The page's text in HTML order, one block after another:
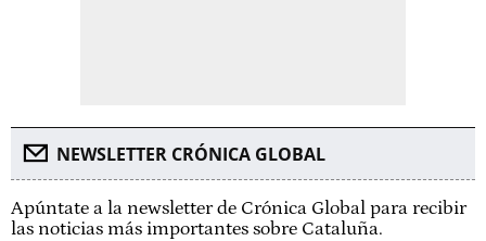
NEWSLETTER CRÓNICA GLOBAL
Apúntate a la newsletter de Crónica Global para recibir
las noticias más importantes sobre Cataluña.